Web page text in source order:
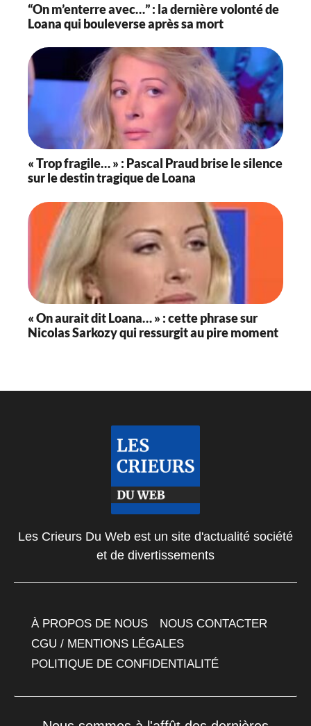
“On m’enterre avec…” : la dernière volonté de
Loana qui bouleverse après sa mort
« Trop fragile… » : Pascal Praud brise le silence
sur le destin tragique de Loana
« On aurait dit Loana… » : cette phrase sur
Nicolas Sarkozy qui ressurgit au pire moment
Les Crieurs Du Web est un site d'actualité société
et de divertissements
À PROPOS DE NOUS
NOUS CONTACTER
CGU / MENTIONS LÉGALES
POLITIQUE DE CONFIDENTIALITÉ